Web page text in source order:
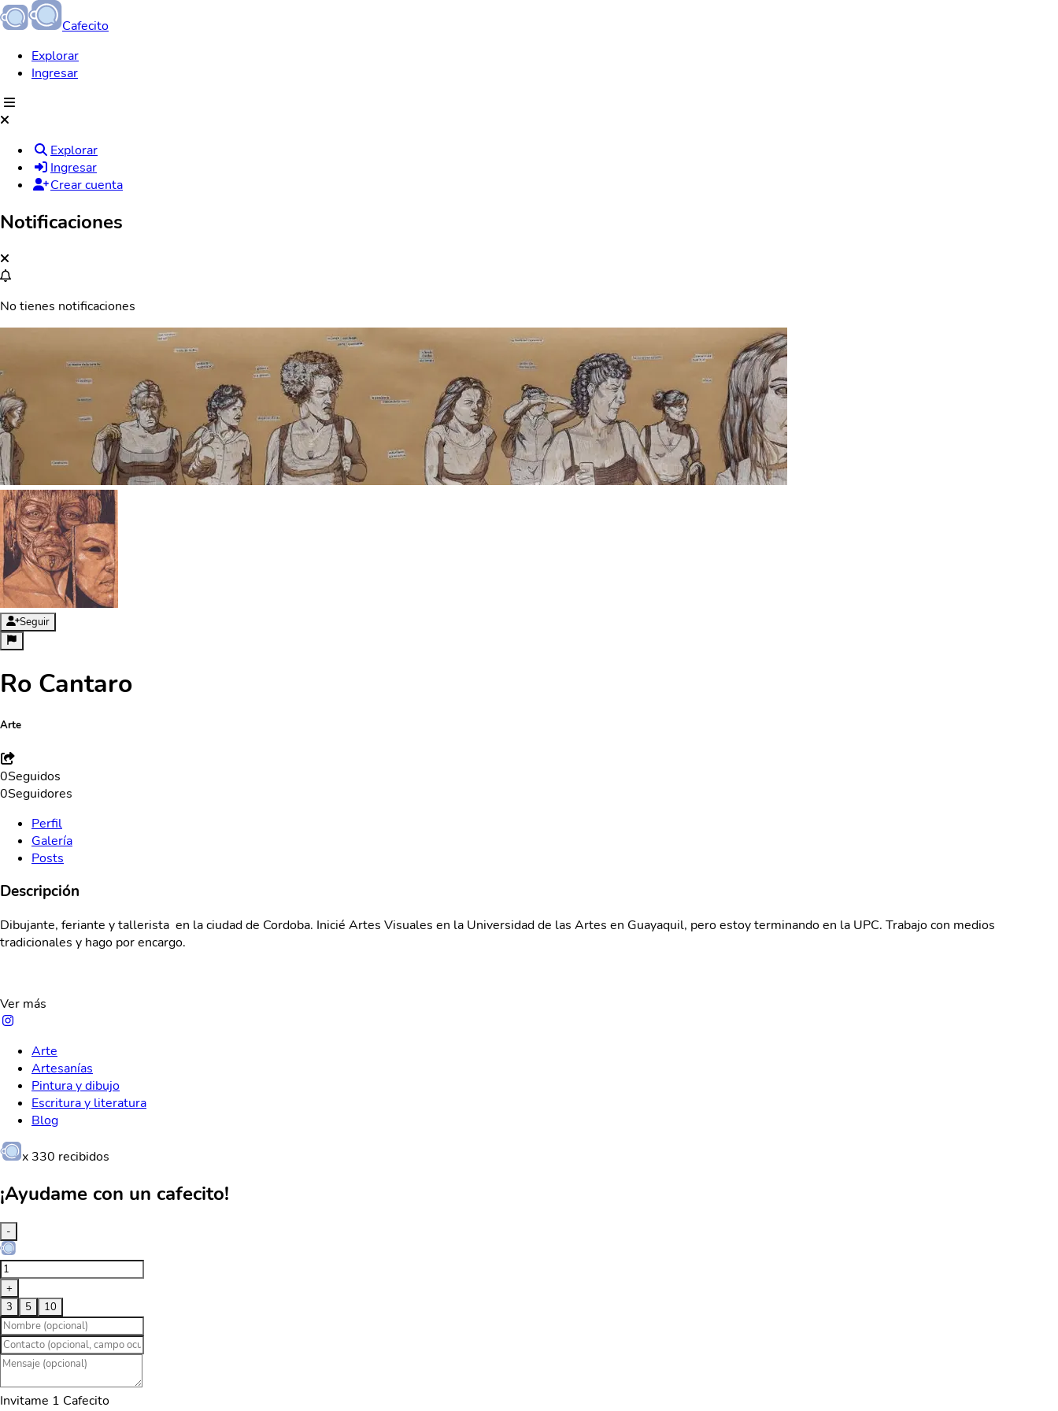
Cafecito
Explorar
Ingresar
Explorar
Ingresar
Crear cuenta
Notificaciones
No tienes notificaciones
Seguir
Ro Cantaro
Arte
0Seguidos
0Seguidores
Perfil
Galería
Posts
Descripción
Dibujante, feriante y tallerista en la ciudad de Cordoba. Inicié Artes Visuales en la Universidad de las Artes en Guayaquil, pero estoy terminando en la UPC. Trabajo con medios
tradicionales y hago por encargo.
Ver más
Arte
Artesanías
Pintura y dibujo
Escritura y literatura
Blog
x 330 recibidos
¡Ayudame con un cafecito!
-
+
3
5 10
Invitame 1 Cafecito